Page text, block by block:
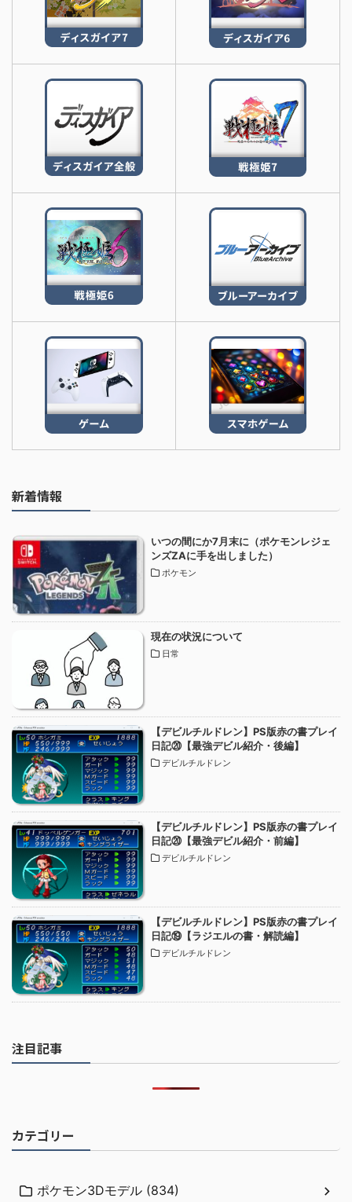
新着情報
いつの間にか7月末に（ポケモンレジェ
ンズZAに手を出しました）
ポケモン
現在の状況について
日常
【デビルチルドレン】PS版赤の書プレイ
日記⑳【最強デビル紹介・後編】
デビルチルドレン
【デビルチルドレン】PS版赤の書プレイ
日記⑳【最強デビル紹介・前編】
デビルチルドレン
【デビルチルドレン】PS版赤の書プレイ
日記⑲【ラジエルの書・解読編】
デビルチルドレン
注目記事
カテゴリー
ポケモン3Dモデル (834)